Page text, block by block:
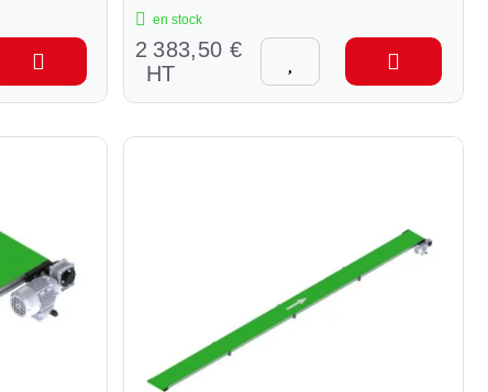
en stock
2 383,50 €
HT